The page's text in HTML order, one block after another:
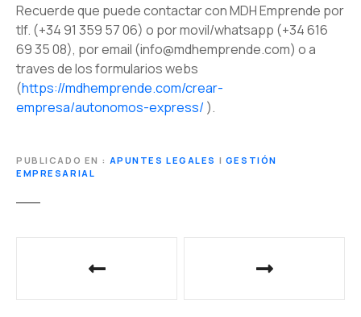
Recuerde que puede contactar con MDH Emprende por
tlf. (+34 91 359 57 06) o por movil/whatsapp (+34 616
69 35 08), por email (info@mdhemprende.com) o a
traves de los formularios webs
(https://mdhemprende.com/crear-
empresa/autonomos-express/).
PUBLICADO EN APUNTES LEGALES | GESTIÓN
EMPRESARIAL